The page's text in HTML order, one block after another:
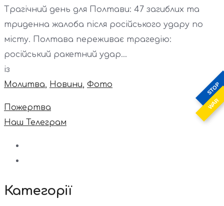
STOP
WAR
Трагічний день для Полтави: 47 загиблих та
триденна жалоба після російського удару по
місту. Полтава переживає трагедію:
російський ракетний удар...
із
Молитва, Новини, Фото
Пожертва
Наш Телеграм
Категорії